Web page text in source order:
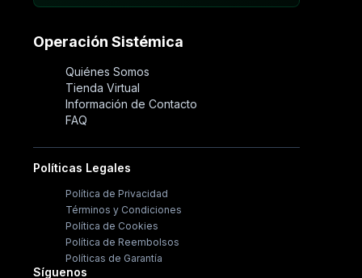
Operación Sistémica
Quiénes Somos
Tienda Virtual
Información de Contacto
FAQ
Políticas Legales
Política de Privacidad
Términos y Condiciones
Política de Cookies
Política de Reembolsos
Políticas de Garantía
Síguenos